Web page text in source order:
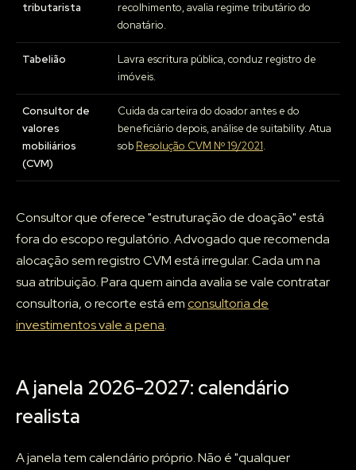
tributarista
recolhimento, avalia regime tributário do
donatário.
Tabelião
Lavra escritura pública, conduz registro de
imóveis.
Consultor de
valores
mobiliários
(CVM)
Cuida da carteira do doador antes e do
beneficiário depois, análise de suitability. Atua
sob Resolução CVM Nº 19/2021.
Consultor que oferece "estruturação de doação" está
fora do escopo regulatório. Advogado que recomenda
alocação sem registro CVM está irregular. Cada um na
sua atribuição. Para quem ainda avalia se vale contratar
consultoria, o recorte está emconsultoria de
investimentos vale a pena.
A janela 2026-2027: calendário
realista
A janela tem calendário próprio. Não é "qualquer